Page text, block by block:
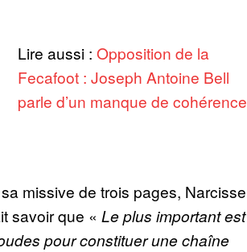
Lire aussi : Opposition de la
Fecafoot : Joseph Antoine Bell
parle d’un manque de cohérence
missive de trois pages, Narcisse
savoir que « Le plus important est
pour constituer une chaîne